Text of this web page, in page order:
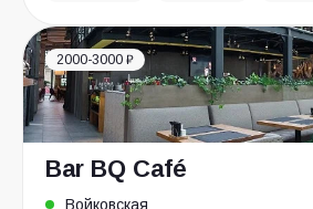
2000-3000 ₽
Bar BQ Café
Войковская